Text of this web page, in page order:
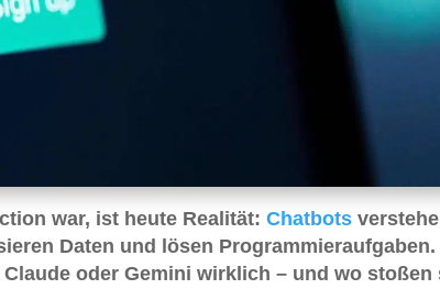
war, ist heute Realität: Chatbots
Daten und lösen Programmieraufgaben.
Claude oder Gemini wirklich – und wo stoßen